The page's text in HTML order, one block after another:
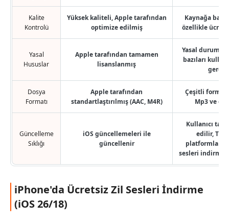
Kalite
Kontrolü
Yüksek kaliteli, Apple tarafından
optimize edilmiş
Kaynağa
özellikle
Yasal
Hususlar
Apple tarafından tamamen
lisanslanmış
Yasal durum
bazıları
Dosya
Formatı
Apple tarafından
standartlaştırılmış (AAC, M4R)
Çeşitli
Mp3 ve
Güncelleme
Sıklığı
iOS güncellemeleri ile
güncellenir
Kullanıcı
edilir,
sesleri indirme
iPhone'da Ücretsiz Zil Sesleri İndirme
(iOS 26/18)